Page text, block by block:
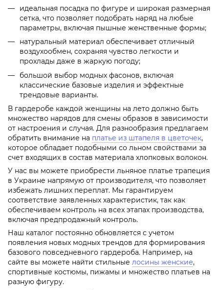
идеальная посадка по фигуре и широкая размерная
сетка, что позволяет подобрать наряд на любые
параметры, включая пышные женственные формы;
натуральный материал обеспечивает отличный
воздухообмен, сохраняя чувство легкости и
прохлады даже в жаркую погоду;
большой выбор модных фасонов, включая
классические базовые изделия и эффектные
трендовые варианты.
В гардеробе каждой женщины на лето должно быть
множество нарядов для смены образов в зависимости
от настроения и случая. Для разнообразия предлагаем
обратить внимание на платье из штапеля в цветочек,
которое обладает подобными со льном свойствами за
счет входящих в состав материала хлопковых волокон.
У нас вы можете приобрести льняное платье трапеция
в Украине напрямую от производителя, что позволяет
избежать лишних переплат. Мы гарантируем
соответствие заявленных характеристик, так как
обеспечиваем контроль на всех этапах производства,
включая предпродажный контроль.
Наш каталог постоянно обновляется с учетом
появления новых модных трендов для формирования
базового повседневного гардероба. Например, на
сайте вы можете найти стильные лосины женские,
спортивные костюмы, пижамы и множество платьев на
разную фигуру.